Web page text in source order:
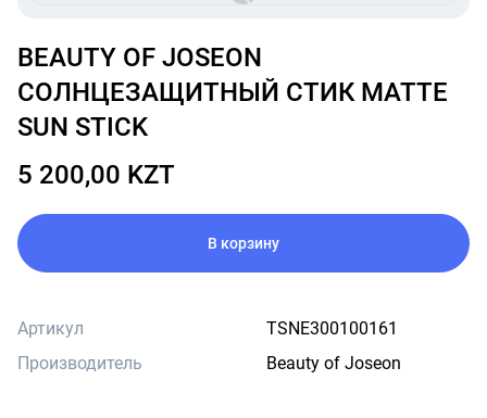
BEAUTY OF JOSEON
CОЛНЦЕЗАЩИТНЫЙ СТИК MATTE
SUN STICK
5 200,00 KZT
В корзину
Артикул
TSNE300100161
Производитель
Beauty of Joseon